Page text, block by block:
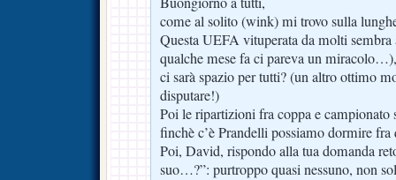
come al solito (wink) mi trovo sulla
Questa UEFA vituperata da molti sembra
qualche mese fa ci pareva un
ci sarà spazio per tutti? (un altro ottimo
disputare!)
Poi le ripartizioni fra coppa e campionato
finchè c’è Prandelli possiamo dormire
Poi, David, rispondo alla tua domanda
suo…?”: purtroppo quasi nessuno, non